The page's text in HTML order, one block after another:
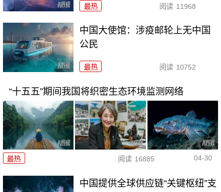
最热 阅读 11968
中国大使馆：涉疫邮轮上无中国
公民
最热 阅读 10752
“十五五”期间我国将织密生态环境监测网络
最热 阅读 16885 04-30
中国提供全球供应链“关键枢纽”支